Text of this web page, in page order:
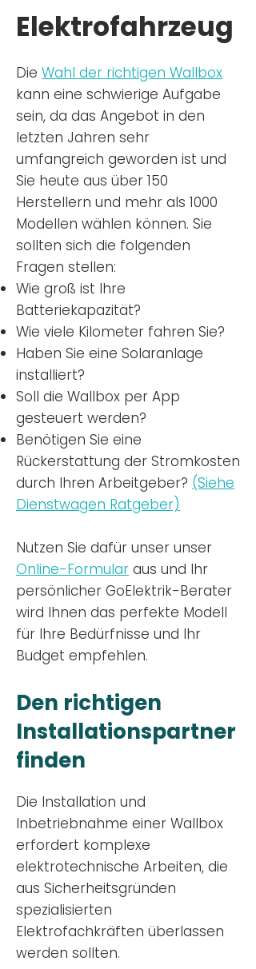
Elektrofahrzeug
Die Wahl der richtigen Wallbox
kann eine schwierige Aufgabe
sein, da das Angebot in den
letzten Jahren sehr
umfangreich geworden ist und
Sie heute aus über 150
Herstellern und mehr als 1000
Modellen wählen können. Sie
sollten sich die folgenden
Fragen stellen:
Wie groß ist Ihre
Batteriekapazität?
Wie viele Kilometer fahren Sie?
Haben Sie eine Solaranlage
installiert?
Soll die Wallbox per App
gesteuert werden?
Benötigen Sie eine
Rückerstattung der Stromkosten
durch Ihren Arbeitgeber? (Siehe
Dienstwagen Ratgeber)
Nutzen Sie dafür unser unser
Online-Formular aus und Ihr
persönlicher GoElektrik-Berater
wird Ihnen das perfekte Modell
für Ihre Bedürfnisse und Ihr
Budget empfehlen.
Den richtigen
Installationspartner
finden
Die Installation und
Inbetriebnahme einer Wallbox
erfordert komplexe
elektrotechnische Arbeiten, die
aus Sicherheitsgründen
spezialisierten
Elektrofachkräften überlassen
werden sollten.